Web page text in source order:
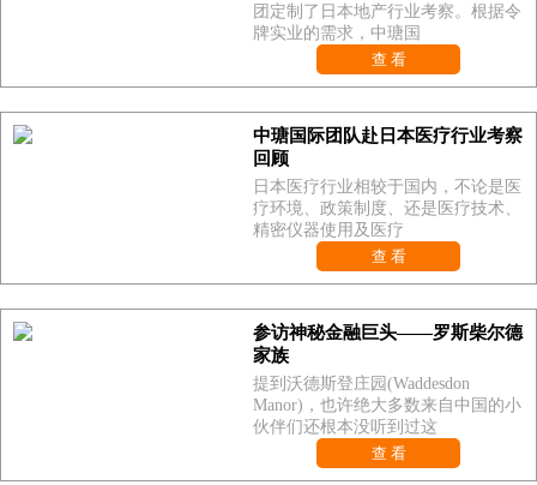
团定制了日本地产行业考察。根据令
牌实业的需求，中瑭国
查 看
中瑭国际团队赴日本医疗行业考察
回顾
日本医疗行业相较于国内，不论是医
疗环境、政策制度、还是医疗技术、
精密仪器使用及医疗
查 看
参访神秘金融巨头——罗斯柴尔德
家族
提到沃德斯登庄园(Waddesdon
Manor)，也许绝大多数来自中国的小
伙伴们还根本没听到过这
查 看